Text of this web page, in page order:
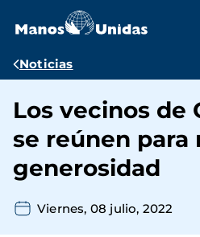
contenido
Ruta
navegación
Noticias
Los vecinos de
se reúnen para
generosidad
Viernes, 08 julio, 2022